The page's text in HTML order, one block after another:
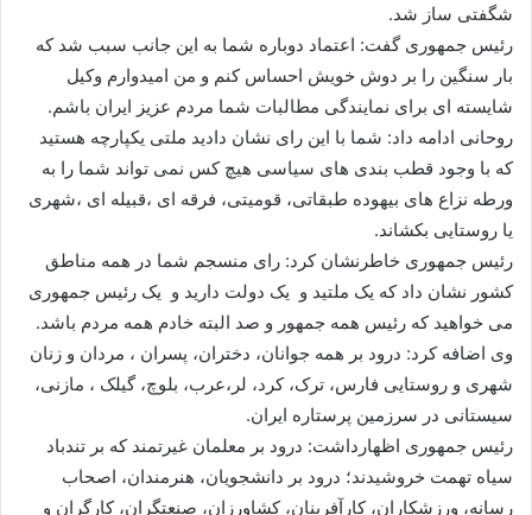
شگفتی ساز شد.
رئیس جمهوری گفت: اعتماد دوباره شما به این جانب سبب شد که
بار سنگین را بر دوش خویش احساس کنم و من امیدوارم وکیل
شایسته ای برای نمایندگی مطالبات شما مردم عزیز ایران باشم.
روحانی ادامه داد: شما با این رای نشان دادید ملتی یکپارچه هستید
که با وجود قطب بندی های سیاسی هیچ کس نمی تواند شما را به
ورطه نزاع های بیهوده طبقاتی، قومیتی، فرقه ای ،قبیله ای ،شهری
یا روستایی بکشاند.
رئیس جمهوری خاطرنشان کرد: رای منسجم شما در همه مناطق
کشور نشان داد که یک ملتید و یک دولت دارید و یک رئیس جمهوری
می خواهید که رئیس همه جمهور و صد البته خادم همه مردم باشد.
وی اضافه کرد: درود بر همه جوانان، دختران، پسران ، مردان و زنان
شهری و روستایی فارس، ترک، کرد، لر،عرب، بلوچ، گیلک ، مازنی،
سیستانی در سرزمین پرستاره ایران.
رئیس جمهوری اظهارداشت: درود بر معلمان غیرتمند که بر تندباد
سیاه تهمت خروشیدند؛ درود بر دانشجویان، هنرمندان، اصحاب
رسانه، ورزشکاران، کارآفرینان، کشاورزان، صنعتگران، کارگران و